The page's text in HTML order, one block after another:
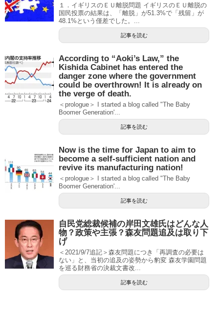
１．イギリスのＥＵ離脱問題 イギリスのＥＵ離脱の
国民投票の結果は、「離脱」が51.3%で「残留」が
48.1%という僅差でした。...
記事を読む
According to “Aoki’s Law,” the
Kishida Cabinet has entered the
danger zone where the government
could be overthrown! It is already on
the verge of death.
＜prologue＞ I started a blog called "The Baby
Boomer Generation'...
記事を読む
Now is the time for Japan to aim to
become a self-sufficient nation and
revive its manufacturing nation!
＜prologue＞ I started a blog called "The Baby
Boomer Generation'...
記事を読む
自民党総裁候補の岸田文雄氏はどんな人
物？政策や主張？森友問題追及は取り下
げ
＜2021/9/7追記＞森友問題につき「再調査の必要は
ない」と、当初の追及の姿勢から豹変 森友学園問題
を巡る財務省の決裁文書改...
記事を読む